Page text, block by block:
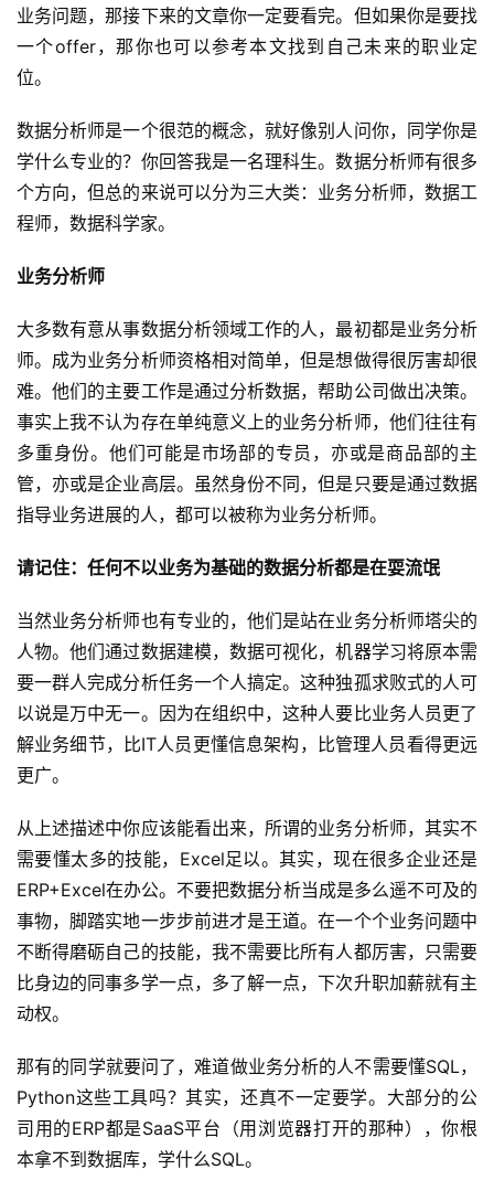
业务问题，那接下来的文章你一定要看完。但如果你是要找
一个offer，那你也可以参考本文找到自己未来的职业定
位。
数据分析师是一个很范的概念，就好像别人问你，同学你是
学什么专业的？你回答我是一名理科生。数据分析师有很多
个方向，但总的来说可以分为三大类：业务分析师，数据工
程师，数据科学家。
业务分析师
大多数有意从事数据分析领域工作的人，最初都是业务分析
师。成为业务分析师资格相对简单，但是想做得很厉害却很
难。他们的主要工作是通过分析数据，帮助公司做出决策。
事实上我不认为存在单纯意义上的业务分析师，他们往往有
多重身份。他们可能是市场部的专员，亦或是商品部的主
管，亦或是企业高层。虽然身份不同，但是只要是通过数据
指导业务进展的人，都可以被称为业务分析师。
请记住：任何不以业务为基础的数据分析都是在耍流氓
当然业务分析师也有专业的，他们是站在业务分析师塔尖的
人物。他们通过数据建模，数据可视化，机器学习将原本需
要一群人完成分析任务一个人搞定。这种独孤求败式的人可
以说是万中无一。因为在组织中，这种人要比业务人员更了
解业务细节，比IT人员更懂信息架构，比管理人员看得更远
更广。
从上述描述中你应该能看出来，所谓的业务分析师，其实不
需要懂太多的技能，Excel足以。其实，现在很多企业还是
ERP+Excel在办公。不要把数据分析当成是多么遥不可及的
事物，脚踏实地一步步前进才是王道。在一个个业务问题中
不断得磨砺自己的技能，我不需要比所有人都厉害，只需要
比身边的同事多学一点，多了解一点，下次升职加薪就有主
动权。
那有的同学就要问了，难道做业务分析的人不需要懂SQL，
Python这些工具吗？其实，还真不一定要学。大部分的公
司用的ERP都是SaaS平台（用浏览器打开的那种），你根
本拿不到数据库，学什么SQL。